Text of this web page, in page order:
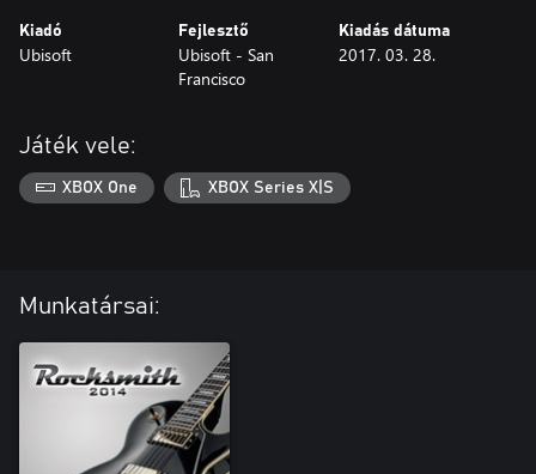
Kiadó
Ubisoft
Fejlesztő
Ubisoft - San
Francisco
Kiadás dátuma
2017. 03. 28.
Játék vele:
XBOX One XBOX Series X|S
Munkatársai: